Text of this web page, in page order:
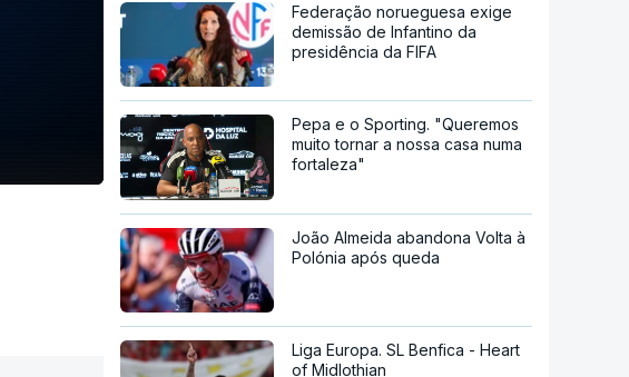
Federação norueguesa exige
demissão de Infantino da
presidência da FIFA
Pepa e o Sporting. "Queremos
muito tornar a nossa casa numa
fortaleza"
João Almeida abandona Volta à
Polónia após queda
Liga Europa. SL Benfica - Heart
of Midlothian